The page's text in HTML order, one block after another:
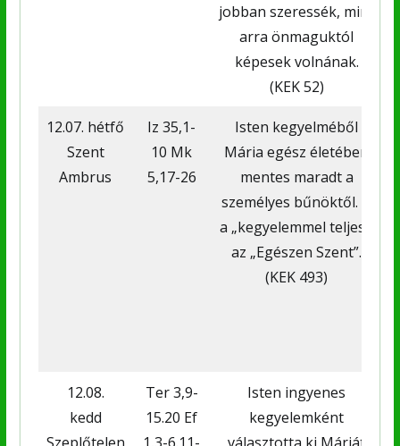
jobban szeressék, mint
arra önmaguktól
képesek volnának.
(KEK 52)
12.07. hétfő
Szent
Ambrus
Iz 35,1-
10 Mk
5,17-26
Isten kegyelméből
Mária egész életében
mentes maradt a
személyes bűnöktől. Ő
a „kegyelemmel teljes”,
az „Egészen Szent”.
(KEK 493)
12.08.
kedd
Ter 3,9-
15.20 Ef
Isten ingyenes
kegyelemként